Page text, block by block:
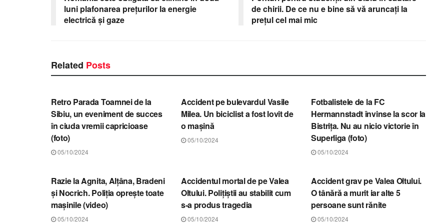
luni plafonarea prețurilor la energie
electrică și gaze
de chirii. De ce nu e bine să vă aruncați la
prețul cel mai mic
Related Posts
Retro Parada Toamnei de la
Sibiu, un eveniment de succes
în ciuda vremii capricioase
(foto)
05/10/2024
Accident pe bulevardul Vasile
Milea. Un biciclist a fost lovit de
o mașină
05/10/2024
Fotbalistele de la FC
Hermannstadt învinse la scor la
Bistrița. Nu au nicio victorie în
Superliga (foto)
05/10/2024
Razie la Agnita, Alțâna, Bradeni
și Nocrich. Poliția oprește toate
mașinile (video)
05/10/2024
Accidentul mortal de pe Valea
Oltului. Polițiștii au stabilit cum
s-a produs tragedia
05/10/2024
Accident grav pe Valea Oltului.
O tânără a murit iar alte 5
persoane sunt rănite
05/10/2024